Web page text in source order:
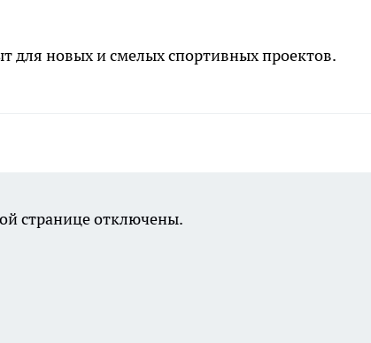
для новых и смелых спортивных проектов.
странице отключены.